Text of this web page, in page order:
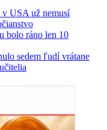
USA už nemusí
bolo ráno len 10
sedem ľudí vrátane